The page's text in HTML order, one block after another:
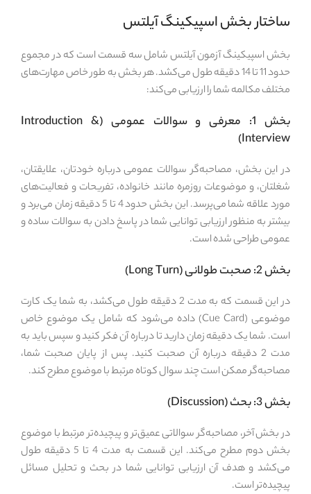
ساختار بخش اسپیکینگ آیلتس
بخش اسپیکینگ آزمون آیلتس شامل سه قسمت است که در مجموع
حدود 11 تا 14 دقیقه طول می‌کشد. هر بخش به طور خاص مهارت‌های
مختلف مکالمه شما را ارزیابی می‌کند:
بخش 1: معرفی و سوالات عمومی (Introduction &
Interview)
در این بخش، مصاحبه‌گر سوالات عمومی درباره خودتان، علایقتان،
شغلتان، و موضوعات روزمره مانند خانواده، تفریحات و فعالیت‌های
مورد علاقه شما می‌پرسد. این بخش حدود 4 تا 5 دقیقه زمان می‌برد و
بیشتر به منظور ارزیابی توانایی شما در پاسخ دادن به سوالات ساده و
عمومی طراحی شده است.
بخش 2: صحبت طولانی (Long Turn)
در این قسمت که به مدت 2 دقیقه طول می‌کشد، به شما یک کارت
موضوعی (Cue Card) داده می‌شود که شامل یک موضوع خاص
است. شما یک دقیقه زمان دارید تا درباره آن فکر کنید و سپس باید به
مدت 2 دقیقه درباره آن صحبت کنید. پس از پایان صحبت شما،
مصاحبه‌گر ممکن است چند سوال کوتاه مرتبط با موضوع مطرح کند.
بخش 3: بحث (Discussion)
در بخش آخر، مصاحبه‌گر سوالاتی عمیق‌تر و پیچیده‌تر مرتبط با موضوع
بخش دوم مطرح می‌کند. این قسمت به مدت 4 تا 5 دقیقه طول
می‌کشد و هدف آن ارزیابی توانایی شما در بحث و تحلیل مسائل
پیچیده‌تر است.